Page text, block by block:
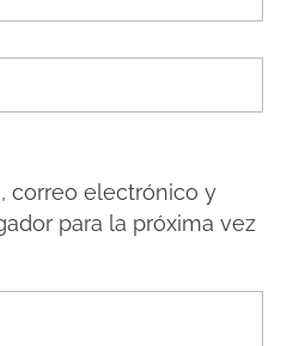
correo electrónico y
para la próxima vez